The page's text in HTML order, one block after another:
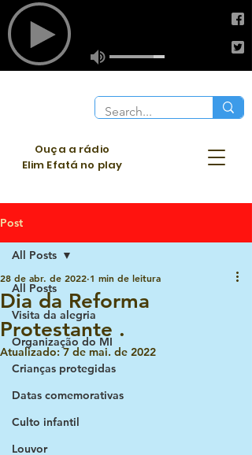
Ouça a rádio
Elim Efatá no play
Post
All Posts
Visita da alegria
Organização do MI
Crianças protegidas
Datas comemorativas
Culto infantil
Louvor
All Posts
Dia da Reforma
Protestante .
28 de abr. de 2022 1 min de leitura
Atualizado:7 de mai. de 2022